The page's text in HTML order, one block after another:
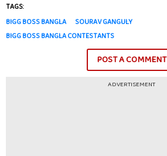
TAGS:
BIGG BOSS BANGLA
SOURAV GANGULY
BIGG BOSS BANGLA CONTESTANTS
POST A COMMENT
ADVERTISEMENT